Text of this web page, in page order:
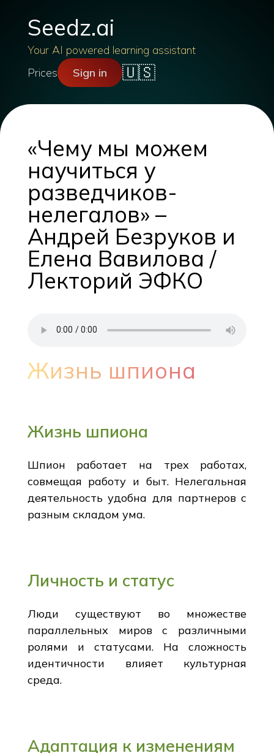
Seedz.ai
Your AI powered learning assistant
Prices
Sign in 🇺🇸
«Чему мы можем
научиться у
разведчиков-
нелегалов» –
Андрей Безруков и
Елена Вавилова /
Лекторий ЭФКО
Жизнь шпиона
Жизнь шпиона
Шпион работает на трех работах,
совмещая работу и быт. Нелегальная
деятельность удобна для партнеров с
разным складом ума.
Личность и статус
Люди существуют во множестве
параллельных миров с различными
ролями и статусами. На сложность
идентичности влияет культурная
среда.
Адаптация к изменениям